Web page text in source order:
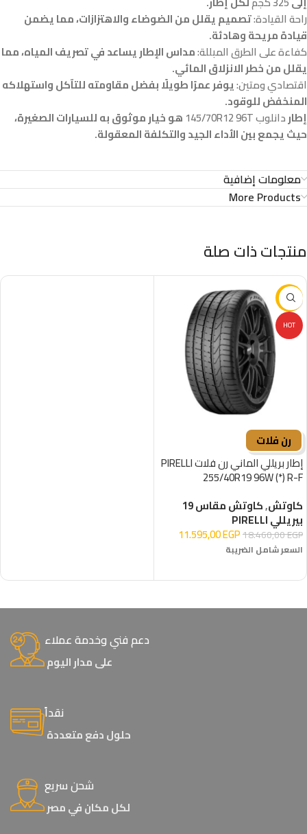
راحة القيادة:تصميم يقلل من الضوضاء والاهتزازات، مما يضمن
قيادة مريحة وهادئة.
كفاءة على الطرق المبللة:مداس الإطار يساعد في تصريف المياه، مما
يقلل من خطر الانزلاق المائي.
اقتصادي ومتين:يوفر عمرًا طويلًا بفضل مقاومته للتآكل واستهلاكه
المنخفض للوقود.
إطاردانلوب 145/70R12 96T
هو خيار موثوق به للسيارات الصغيرة،
حيث يجمع بين الأداء الجيد والتكلفة المعقولة.
معلومات إضافية
More Products
منتجات ذات صلة
-37%
HOT
رن فلات
إطار بريللي الماني رن فلات PIRELLI
255/40R19 96W (*) R-F
كاوتش,كاوتش مقاس 19
بيريللي PIRELLI
18.460,00EGP
11.595,00EGP
السعر شامل الضريبة
دعم فني وخدمة عملاء
على مدار اليوم
نقداً
حلول دفع متعددة
شحن سريع
لكل مكان في مصر